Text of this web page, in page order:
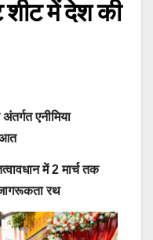
में देश की
एनीमिया
में 2 मार्च तक
रथ